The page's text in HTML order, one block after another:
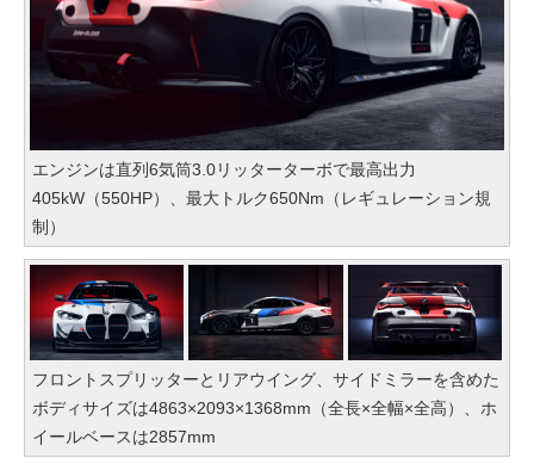
エンジンは直列6気筒3.0リッターターボで最高出力
405kW（550HP）、最大トルク650Nm（レギュレーション規
制）
フロントスプリッターとリアウイング、サイドミラーを含めた
ボディサイズは4863×2093×1368mm（全長×全幅×全高）、ホ
イールベースは2857mm